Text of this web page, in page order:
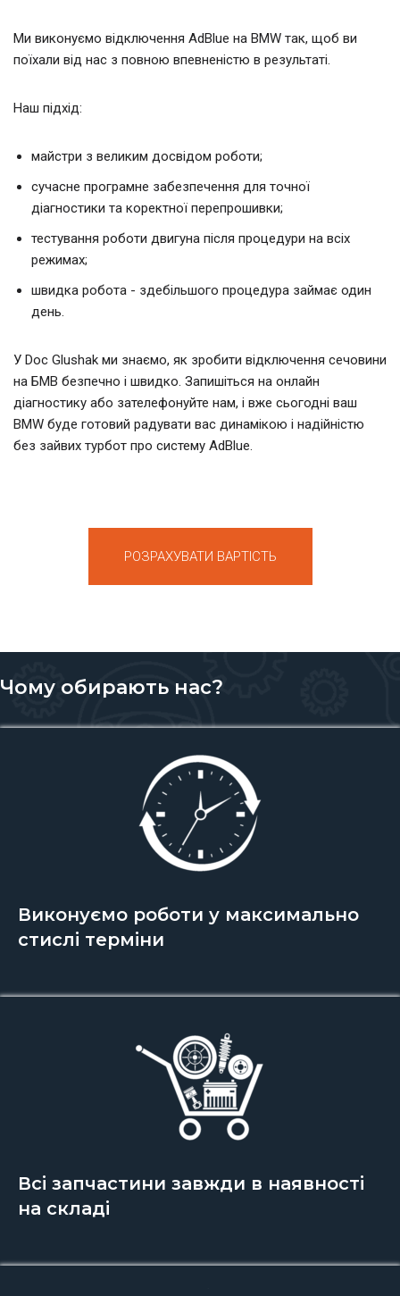
Ми виконуємо відключення AdBlue на BMW так, щоб ви
поїхали від нас з повною впевненістю в результаті.
Наш підхід:
майстри з великим досвідом роботи;
сучасне програмне забезпечення для точної
діагностики та коректної перепрошивки;
тестування роботи двигуна після процедури на всіх
режимах;
швидка робота - здебільшого процедура займає один
день.
У Doc Glushak ми знаємо, як зробити відключення сечовини
на БМВ безпечно і швидко. Запишіться на онлайн
діагностику або зателефонуйте нам, і вже сьогодні ваш
BMW буде готовий радувати вас динамікою і надійністю
без зайвих турбот про систему AdBlue.
РОЗРАХУВАТИ ВАРТІСТЬ
Чому обирають нас?
Виконуємо роботи у максимально
стислі терміни
Всі запчастини завжди в наявності
на складі